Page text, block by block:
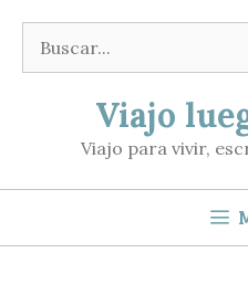
contenido
Buscar:
Viajo
Viajo para vivir,